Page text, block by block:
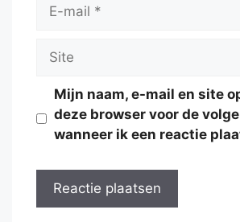
Site
Mijn naam, e-mail en site
deze browser voor de
wanneer ik een reactie